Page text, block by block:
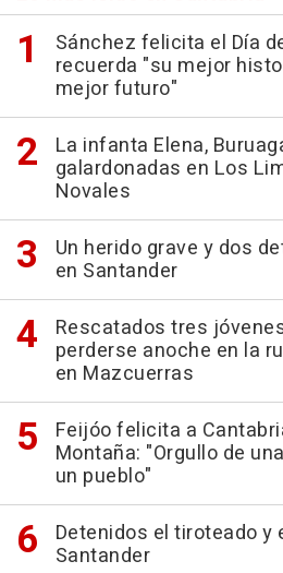
Sánchez felicita el Día
recuerda "su mejor
mejor futuro"
La infanta Elena,
galardonadas en Los
Novales
Un herido grave y dos
en Santander
Rescatados tres
perderse anoche en la
en Mazcuerras
Feijóo felicita a
Montaña: "Orgullo de
un pueblo"
Detenidos el tiroteado y
Santander